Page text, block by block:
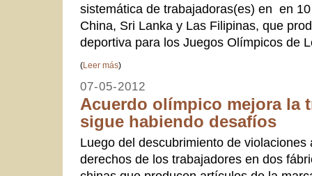
sistemática de trabajadoras(es) en en
China, Sri Lanka y Las Filipinas, que
deportiva para los Juegos Olímpicos de
(Leer más)
07-05-2012
Acuerdo olímpico mejora la
sigue habiendo desafíos
Luego del descubrimiento de violaciones
derechos de los trabajadores en dos